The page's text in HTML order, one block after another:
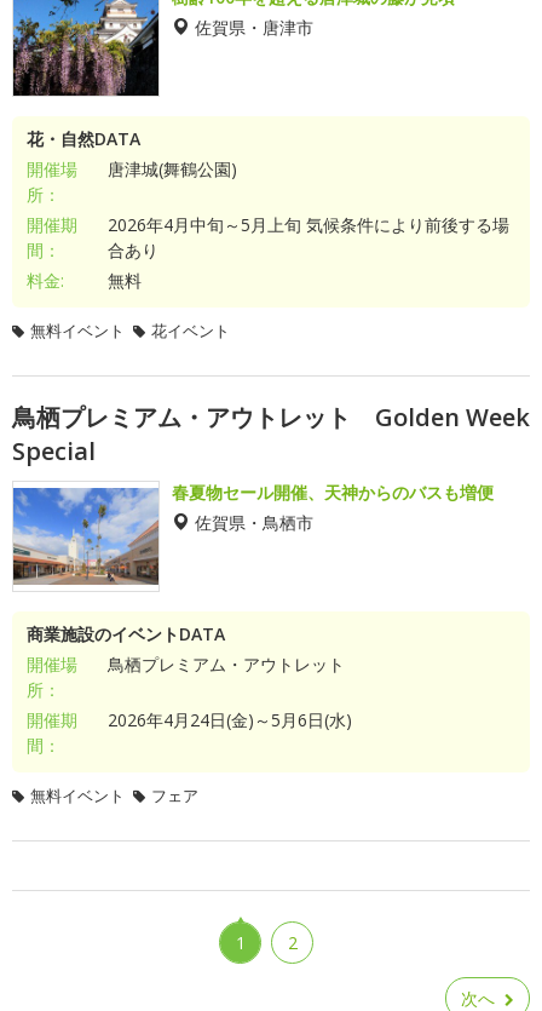
佐賀県・唐津市
花・自然DATA
開催場
所：
唐津城(舞鶴公園)
開催期
間：
2026年4月中旬～5月上旬 気候条件により前後する場
合あり
料金:
無料
無料イベント 花イベント
鳥栖プレミアム・アウトレット Golden Week
Special
春夏物セール開催、天神からのバスも増便
佐賀県・鳥栖市
商業施設のイベントDATA
開催場
所：
鳥栖プレミアム・アウトレット
開催期
間：
2026年4月24日(金)～5月6日(水)
無料イベント フェア
1 2
次へ